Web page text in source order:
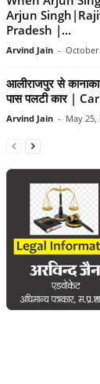
Arjun
Pradesh |...
Arvind Jain - October
आलीराजपुर से
पास पलटी कार |
Arvind Jain - May 25,